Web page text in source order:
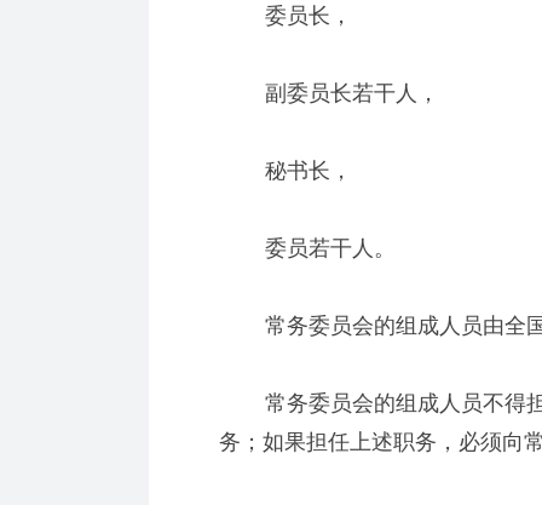
委员长，
副委员长若干人，
秘书长，
委员若干人。
常务委员会的组成人员由全
常务委员会的组成人员不得担
务；如果担任上述职务，必须向